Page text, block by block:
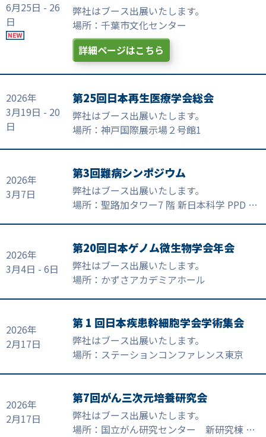
6月25日 - 26
日
弊社はブース出展いたします。
場所：千葉市文化センター
詳細ページはこちら
2026年
3月19日 - 20
日
第25回日本再生医療学会総会
弊社はブース出展いたします。
場所：神戸国際展示場２号館1
2026年
3月7日
第3回難病シンポジウム
弊社はブース出展いたします。
場所：聖路加タワー7 階 新日本科学 PPD 大
2026年
3月4日 - 6日
第20回日本ゲノム微生物学会年会
弊社はブース出展いたします。
場所：かずさアカデミアホール
2026年
2月17日
第 1 回日本疾患幹細胞学会学術集会
弊社はブース出展いたします。
場所：ステーションコンファレンス東京
2026年
2月17日
第7回がん三次元培養研究会
弊社はブース出展いたします。
場所：国立がん研究センター 新研究棟 大